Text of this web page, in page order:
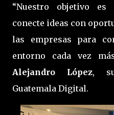
“Nuestro objetivo
conecte ideas con
las empresas para
entorno cada vez
Alejandro López,
Guatemala Digital.